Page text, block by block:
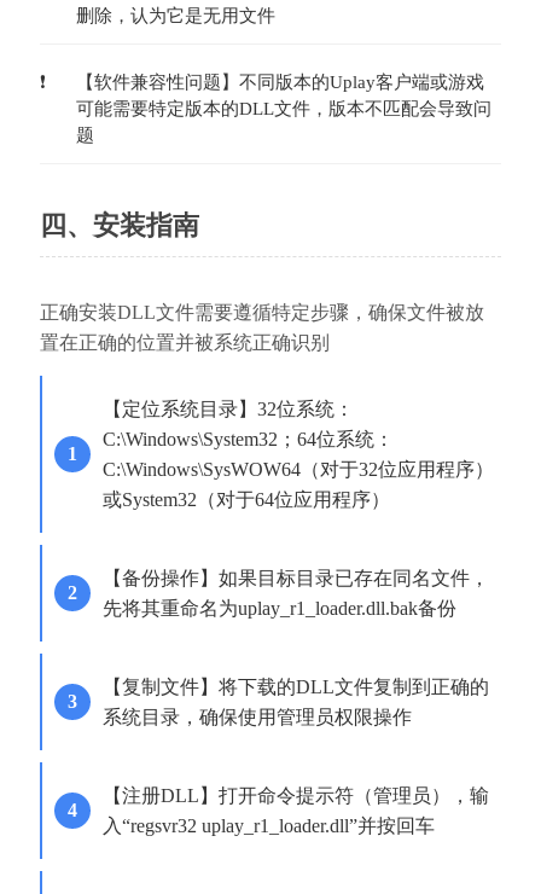
删除，认为它是无用文件
【软件兼容性问题】不同版本的Uplay客户端或游戏
可能需要特定版本的DLL文件，版本不匹配会导致问
题
四、安装指南
正确安装DLL文件需要遵循特定步骤，确保文件被放
置在正确的位置并被系统正确识别
【定位系统目录】32位系统：
C:\Windows\System32；64位系统：
C:\Windows\SysWOW64（对于32位应用程序）
或System32（对于64位应用程序）
【备份操作】如果目标目录已存在同名文件，
先将其重命名为uplay_r1_loader.dll.bak备份
【复制文件】将下载的DLL文件复制到正确的
系统目录，确保使用管理员权限操作
【注册DLL】打开命令提示符（管理员），输
入“regsvr32 uplay_r1_loader.dll”并按回车